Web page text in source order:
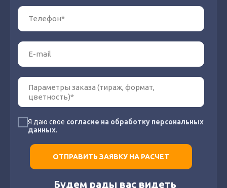
Я даю свое согласие на обработку персональных
данных.
ОТПРАВИТЬ ЗАЯВКУ НА РАСЧЕТ
Будем рады вас видеть